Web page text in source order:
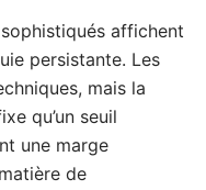
affichent
persistante. Les
mais la
qu’un seuil
une marge
de